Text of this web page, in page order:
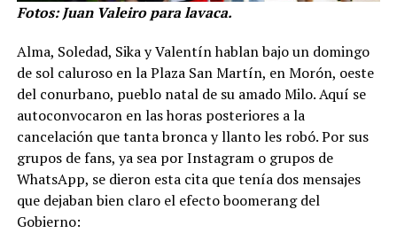
Fotos: Juan Valeiro para lavaca.
Alma, Soledad, Sika y Valentín hablan bajo un domingo
de sol caluroso en la Plaza San Martín, en Morón, oeste
del conurbano, pueblo natal de su amado Milo. Aquí se
autoconvocaron en las horas posteriores a la
cancelación que tanta bronca y llanto les robó. Por sus
grupos de fans, ya sea por Instagram o grupos de
WhatsApp, se dieron esta cita que tenía dos mensajes
que dejaban bien claro el efecto boomerang del
Gobierno: